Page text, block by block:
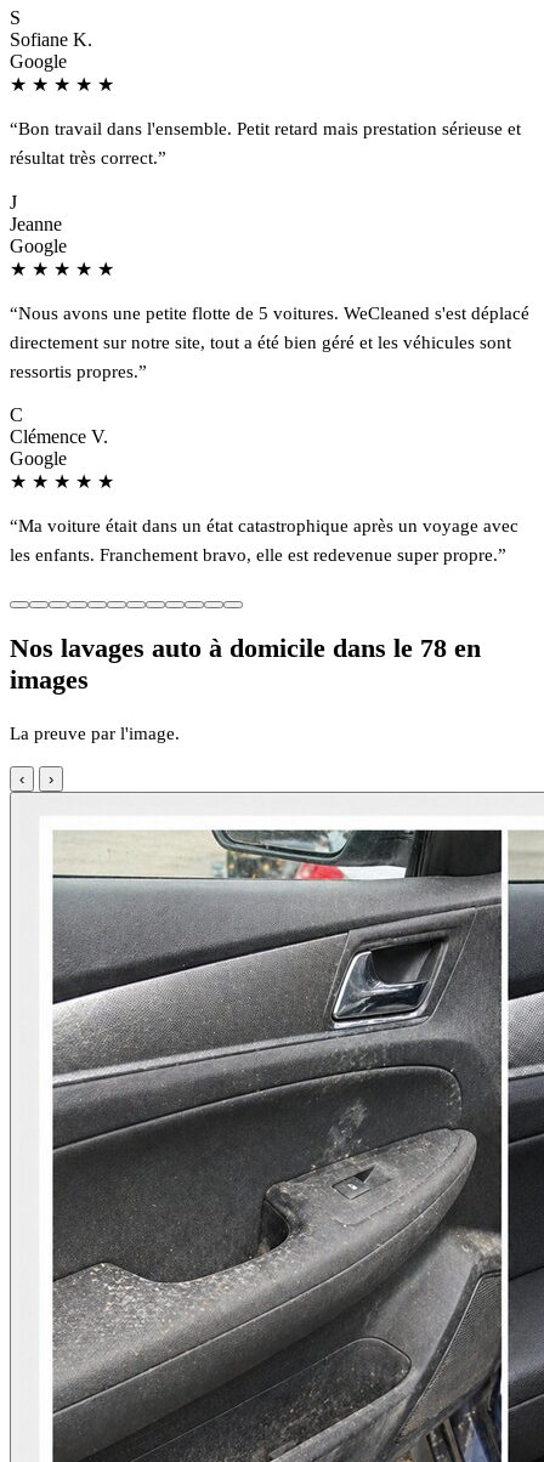
S
Sofiane K.
Google
★ ★ ★ ★ ★
“Bon travail dans l'ensemble. Petit retard mais prestation sérieuse et
résultat très correct.”
J
Jeanne
Google
★ ★ ★ ★ ★
“Nous avons une petite flotte de 5 voitures. WeCleaned s'est déplacé
directement sur notre site, tout a été bien géré et les véhicules sont
ressortis propres.”
C
Clémence V.
Google
★ ★ ★ ★ ★
“Ma voiture était dans un état catastrophique après un voyage avec
les enfants. Franchement bravo, elle est redevenue super propre.”
Nos lavages auto à domicile dans le 78 en
images
La preuve par l'image.
‹ ›